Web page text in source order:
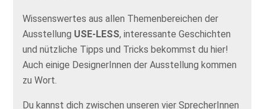
Wissenswertes aus allen Themenbereichen der
Ausstellung USE-LESS, interessante Geschichten
und nützliche Tipps und Tricks bekommst du hier!
Auch einige DesignerInnen der Ausstellung kommen
zu Wort.
Du kannst dich zwischen unseren vier SprecherInnen